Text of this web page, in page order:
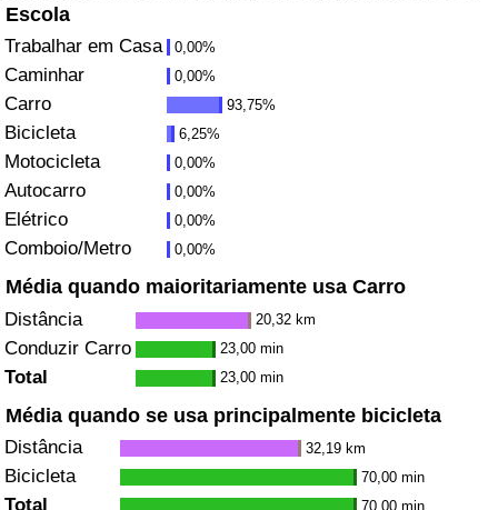
Escola
Trabalhar em Casa 0,00%
Caminhar 0,00%
Carro 93,75%
Bicicleta 6,25%
Motocicleta 0,00%
Autocarro 0,00%
Elétrico 0,00%
Comboio/Metro 0,00%
Média quando maioritariamente usa Carro
Distância 20,32 km
Conduzir Carro 23,00 min
Total 23,00 min
Média quando se usa principalmente bicicleta
Distância 32,19 km
Bicicleta 70,00 min
Total 70,00 min
Saúde
Indicador de Saúde (Atual)
Indicador de Saúde
Indicador de Saúde por País
Poluição
Indicador de Poluição (Atual)
Índice de poluição
Indicador de Poluição por País
Trânsito